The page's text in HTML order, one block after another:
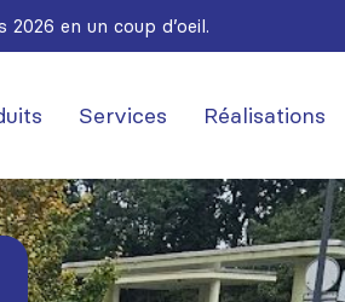
2026 en un coup d’oeil.
Services Réalisations